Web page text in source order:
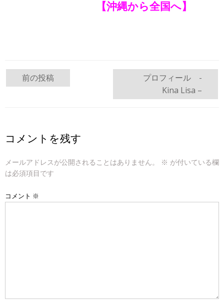
【沖縄から全国へ】
ビ
ゲ
ー
シ
前の投稿
プロフィール -
Kina Lisa –
コメントを残す
メールアドレスが公開されることはありません。 ※ が付いている欄
は必須項目です
コメント ※